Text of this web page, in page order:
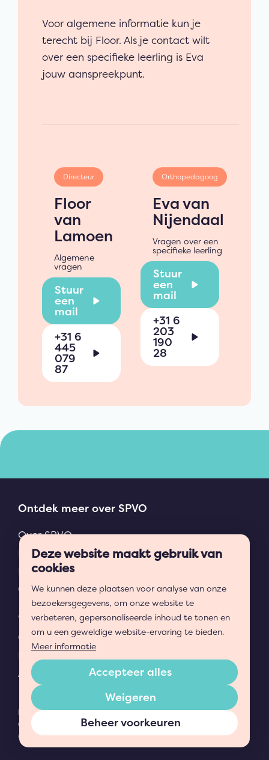
Deze website maakt gebruik van
cookies
We kunnen deze plaatsen voor analyse van onze
bezoekersgegevens, om onze website te
verbeteren, gepersonaliseerde inhoud te tonen en
om u een geweldige website-ervaring te bieden.
Meer informatie
Beheer voorkeuren
Weigeren
Accepteer alles
Voor algemene informatie kun je
terecht bij Floor. Als je contact wilt
over een specifieke leerling is Eva
jouw aanspreekpunt.
Directeur
Floor
van
Lamoen
Algemene
vragen
Stuur
een
mail
+31 6
445
079
87
Orthopedagoog
Eva van
Nijendaal
Vragen over een
specifieke leerling
Stuur
een
mail
+31 6
203
190
28
Ontdek meer over SPVO
Over SPVO
Nieuws en projecten
Niet met ons eens?
Ons ondersteuningsplan
Veelgestelde vragen
Onze scholen
Downloads
AVG en Privacy
Privacyverklaring
Cookies
© Copyright 2026 SPVO